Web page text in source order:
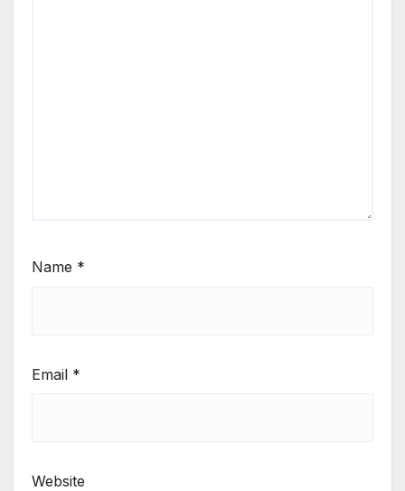
Name *
Email *
Website